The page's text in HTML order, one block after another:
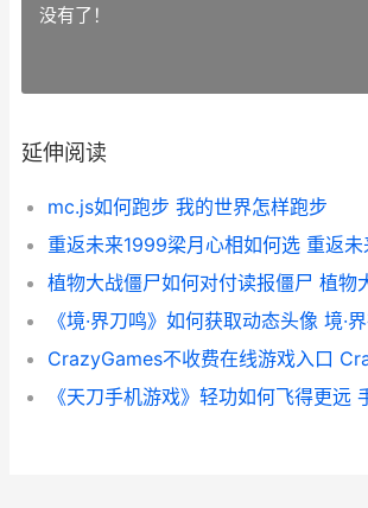
没有了！
延伸阅读
mc.js如何跑步 我的世界怎样跑步
《境·界刀鸣》如何获取动态头像 境·